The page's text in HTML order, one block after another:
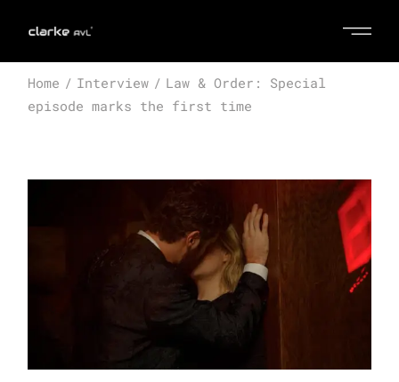
Home Interview
Law & Order: Special
episode marks the first time